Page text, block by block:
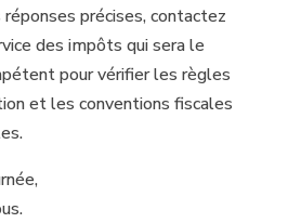
réponses précises, contactez
des impôts qui sera le
pour vérifier les règles
et les conventions fiscales